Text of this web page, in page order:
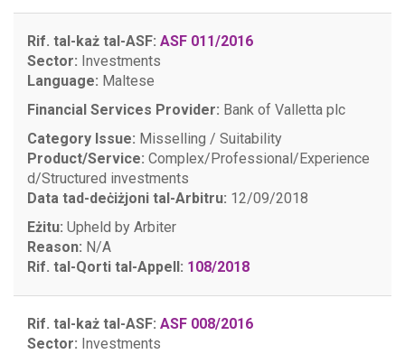
Rif. tal-każ tal-ASF: ASF 011/2016
Sector: Investments
Language: Maltese
Financial Services Provider: Bank of Valletta plc
Category Issue: Misselling / Suitability
Product/Service: Complex/Professional/Experience
d/Structured investments
Data tad-deċiżjoni tal-Arbitru: 12/09/2018
Eżitu: Upheld by Arbiter
Reason: N/A
Rif. tal-Qorti tal-Appell: 108/2018
Rif. tal-każ tal-ASF: ASF 008/2016
Sector: Investments